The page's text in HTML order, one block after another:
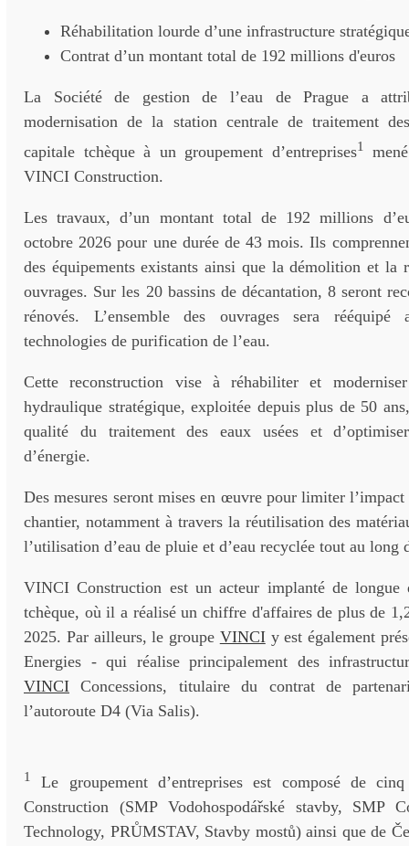
Réhabilitation lourde d’une infrastructure
Contrat d’un montant total de 192 millions d'euros
La Société de gestion de l’eau de Prague a
modernisation de la station centrale de traitement
capitale tchèque à un groupement d’entreprises1
VINCI Construction.
Les travaux, d’un montant total de 192 millions
octobre 2026 pour une durée de 43 mois. Ils
des équipements existants ainsi que la démolition et la
ouvrages. Sur les 20 bassins de décantation, 8 seront
rénovés. L’ensemble des ouvrages sera rééquipé
technologies de purification de l’eau.
Cette reconstruction vise à réhabiliter et
hydraulique stratégique, exploitée depuis plus de 50
qualité du traitement des eaux usées et
d’énergie.
Des mesures seront mises en œuvre pour limiter
chantier, notamment à travers la réutilisation des
l’utilisation d’eau de pluie et d’eau recyclée tout au long
VINCI Construction est un acteur implanté de longue
tchèque, où il a réalisé un chiffre d'affaires de plus de
2025. Par ailleurs, le groupe VINCIy est également
Energies - qui réalise principalement des
VINCI Concessions, titulaire du contrat de
l’autoroute D4 (Via Salis).
1
Le groupement d’entreprises est composé de
Construction (SMP Vodohospodářské stavby, SMP
Technology, PRŮMSTAV, Stavby mostů) ainsi que de